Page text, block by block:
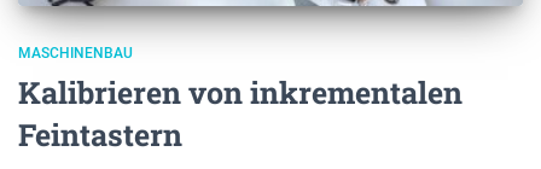
MASCHINENBAU
Kalibrieren von inkrementalen
Feintastern